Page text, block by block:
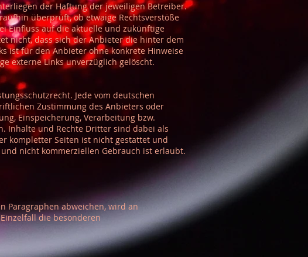
der Haftung der jeweiligen Betreiber.
überprüft, ob etwaige Rechtsverstöße
Einfluss auf die aktuelle und zukünftige
nicht, dass sich der Anbieter die hinter dem
ist für den Anbieter ohne konkrete Hinweise
externe Links unverzüglich gelöscht.
Jede vom deutschen
Zustimmung des Anbieters oder
Einspeicherung, Verarbeitung bzw.
Inhalte und Rechte Dritter sind dabei als
kompletter Seiten ist nicht gestattet und
nicht kommerziellen Gebrauch ist erlaubt.
Paragraphen abweichen, wird an
die besonderen